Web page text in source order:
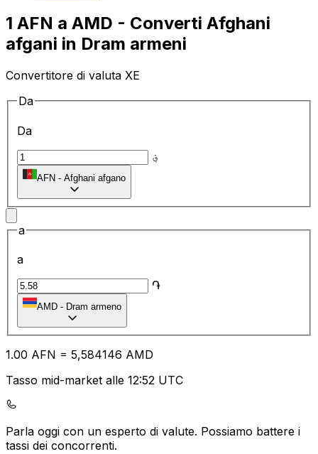
1 AFN a AMD - Converti Afghani
afgani in Dram armeni
Convertitore di valuta XE
Da
Da
؋
AFN - Afghani afgano
a
a
֏
AMD - Dram armeno
1.00 AFN = 5,584146 AMD
Tasso mid-market alle 12:52 UTC
Parla oggi con un esperto di valute. Possiamo battere i
tassi dei concorrenti.